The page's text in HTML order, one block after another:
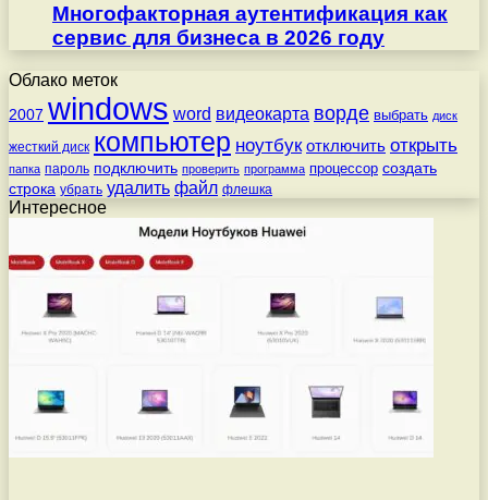
Многофакторная аутентификация как
сервис для бизнеса в 2026 году
Облако меток
2007 windows word видеокарта ворде выбрать диск
жесткий диск компьютер ноутбук отключить открыть
папка пароль подключить проверить программа процессор создать
строка убрать удалить файл флешка
Интересное